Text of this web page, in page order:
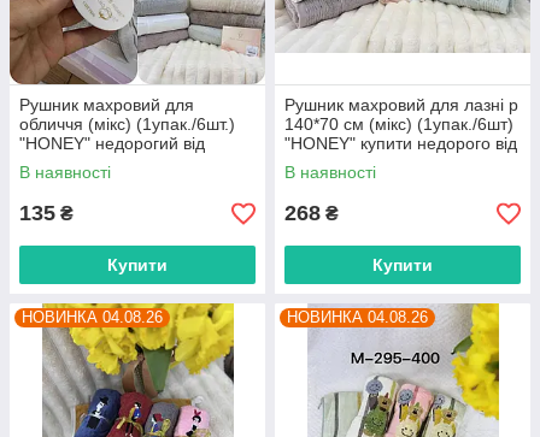
Рушник махровий для
обличчя (мікс) (1упак./6шт.)
"HONEY" недорогий від
прямого постачальника
В наявності
135 ₴
Купити
Рушник махровий для лазні р
140*70 см (мікс) (1упак./6шт)
"HONEY" купити недорого від
прямого постачальника
В наявності
268 ₴
Купити
НОВИНКА 04.08.26 НОВИНКА 04.08.26